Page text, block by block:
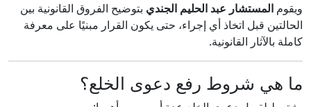
ويقوم المستشار عبد الحليم الجندي بتوضيح الفروق القانونية بين
الحالتين قبل اتخاذ أي إجراء، حتى يكون القرار مبنيًا على معرفة
كاملة بالآثار القانونية.
ما هي شروط رفع دعوى الخلع؟